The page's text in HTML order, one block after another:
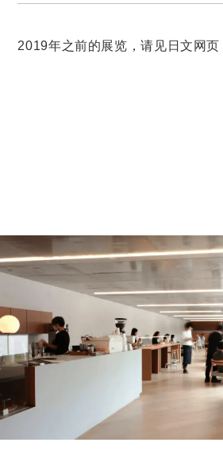
2019年之前的展览，请见日文网页